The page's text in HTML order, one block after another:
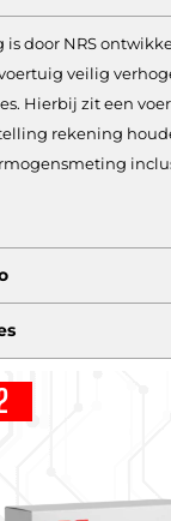
is door NRS
veilig
Hierbij zit een
rekening